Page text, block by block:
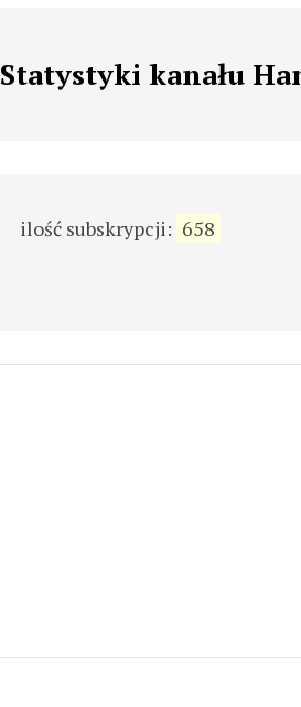
Statystyki kanału
ilość subskrypcji: 658